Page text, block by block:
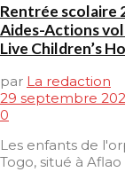
Rentrée scolaire
Aides-Actions
Live Children’s
par La redaction
29 septembre
0
Les enfants de
Togo, situé à